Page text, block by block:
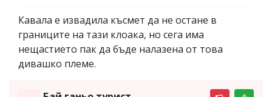
Кавала е извадила късмет да не остане в
границите на тази клоака, но сега има
нещастието пак да бъде налазена от това
дивашко племе.